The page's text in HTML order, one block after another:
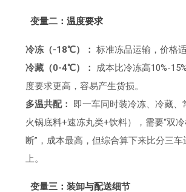
变量二：温度要求
冷冻（-18℃）： 标准冻品运输，价格适
冷藏（0-4℃）：
成本比冷冻高10%-
度要求更高，容易产生货损。
多温共配：
即一车同时装冷冻、冷藏、
火锅底料+速冻丸类+饮料），需要“双
断”，成本最高，但综合算下来比分三车
上。
变量三：装卸与配送细节